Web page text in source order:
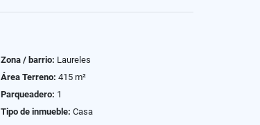
Zona / barrio: Laureles
Área Terreno: 415 m²
Parqueadero: 1
Tipo de inmueble: Casa